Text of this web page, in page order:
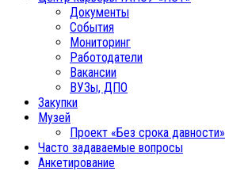
Документы
События
Мониторинг
Работодатели
Вакансии
ВУЗы, ДПО
Закупки
Музей
Проект «Без срока давности»
Часто задаваемые вопросы
Анкетирование